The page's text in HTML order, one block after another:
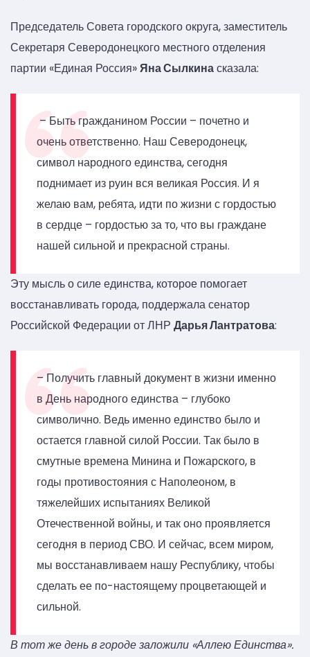
Председатель Совета городского округа, заместитель
Секретаря Северодонецкого местного отделения
партии «Единая Россия»Яна Сылкинасказала:
– Быть гражданином России – почетно и
очень ответственно. Наш Северодонецк,
символ народного единства, сегодня
поднимает из руин вся великая Россия. И я
желаю вам, ребята, идти по жизни с гордостью
в сердце – гордостью за то, что вы граждане
нашей сильной и прекрасной страны.
Эту мысль о силе единства, которое помогает
восстанавливать города, поддержала сенатор
Российской Федерации от ЛНР Дарья Лантратова:
– Получить главный документ в жизни именно
в День народного единства – глубоко
символично. Ведь именно единство было и
остается главной силой России. Так было в
смутные времена Минина и Пожарского, в
годы противостояния с Наполеоном, в
тяжелейших испытаниях Великой
Отечественной войны, и так оно проявляется
сегодня в период СВО. И сейчас, всем миром,
мы восстанавливаем нашу Республику, чтобы
сделать ее по-настоящему процветающей и
сильной.
В тот же день в городе заложили «Аллею Единства».